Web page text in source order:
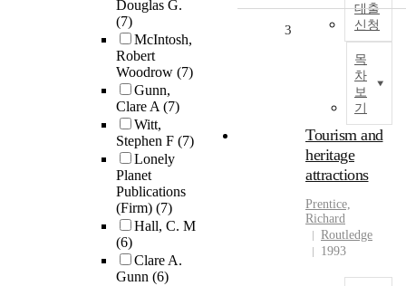
Douglas G.
(7)
McIntosh,
Robert
Woodrow (7)
Gunn,
Clare A(7)
Witt,
Stephen F (7)
Lonely
Planet
Publications
(Firm) (7)
Hall, C. M
(6)
Clare A.
Gunn (6)
대출
신청
목
차
보
기
3
Tourism and
heritage
attractions
Prentice,
Richard
Routledge
1993